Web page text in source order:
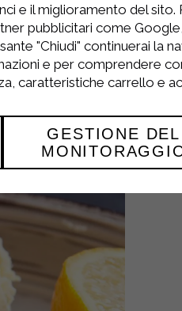
à douille et
environ une
e il miglioramento del
pubblicitari come
"Chiudi" continuerai la
e per comprendere
caratteristiche carrello e
GESTIONE DEL